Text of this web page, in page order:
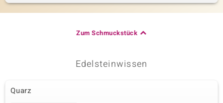
Zum Schmuckstück
Edelsteinwissen
Quarz